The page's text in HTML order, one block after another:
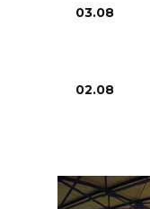
03.08
02.08